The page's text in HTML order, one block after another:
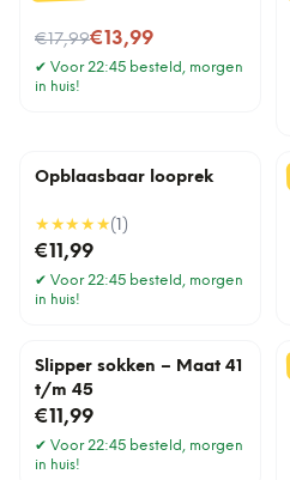
€17,99
Nu voor€13,99
✔ Voor 22:45 besteld, morgen
in huis!
Opblaasbaar looprek
★★★★★( 1 )
€11,99
✔ Voor 22:45 besteld, morgen
in huis!
Slipper sokken – Maat 41
t/m 45
€11,99
✔ Voor 22:45 besteld, morgen
in huis!